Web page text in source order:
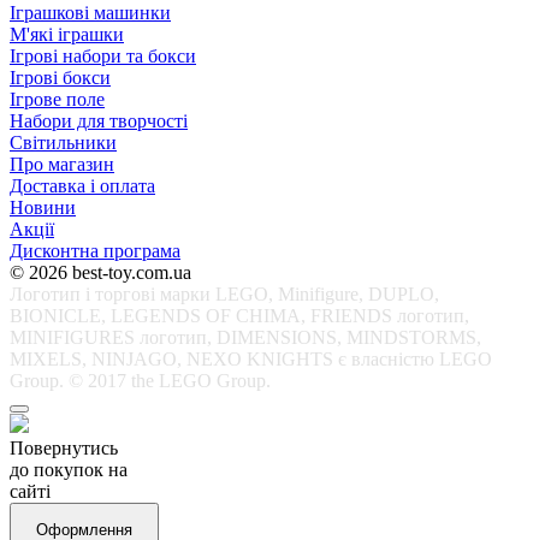
Іграшкові машинки
М'які іграшки
Ігрові набори та бокси
Ігрові бокси
Ігрове поле
Набори для творчості
Світильники
Про магазин
Доставка і оплата
Новини
Акції
Дисконтна програма
© 2026 best-toy.com.ua
Логотип і торгові марки LEGO, Minifigure, DUPLO,
BIONICLE, LEGENDS OF CHIMA, FRIENDS логотип,
MINIFIGURES логотип, DIMENSIONS, MINDSTORMS,
MIXELS, NINJAGO, NEXO KNIGHTS є власністю LEGO
Group. © 2017 the LEGO Group.
Повернутись
до покупок на
сайті
Оформлення